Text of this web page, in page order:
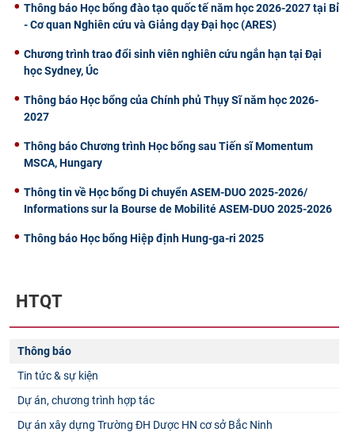
Thông báo Học bổng đào tạo quốc tế năm học 2026-2027 tại Bỉ
- Cơ quan Nghiên cứu và Giảng dạy Đại học (ARES)
Chương trình trao đổi sinh viên nghiên cứu ngắn hạn tại Đại
học Sydney, Úc
Thông báo Học bổng của Chính phủ Thụy Sĩ năm học 2026-
2027
Thông báo Chương trình Học bổng sau Tiến sĩ Momentum
MSCA, Hungary
Thông tin về Học bổng Di chuyển ASEM-DUO 2025-2026/
Informations sur la Bourse de Mobilité ASEM-DUO 2025-2026
Thông báo Học bổng Hiệp định Hung-ga-ri 2025
HTQT
Thông báo
Tin tức & sự kiện
Dự án, chương trình hợp tác
Dự án xây dựng Trường ĐH Dược HN cơ sở Bắc Ninh